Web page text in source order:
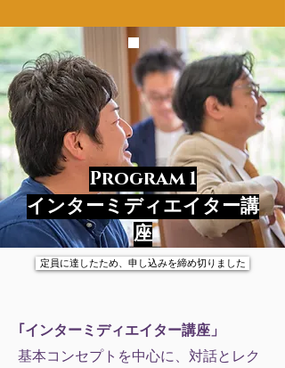
Program 1
インターミディエイター講
座
定員に達したため、申し込みを締め切りました
｢インターミディエイター講座」
基本コンセプトを中心に、 対話とレク